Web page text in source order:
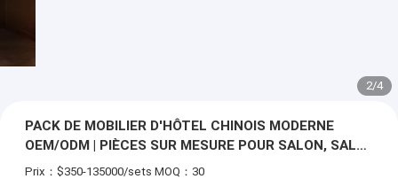
3/4
PACK DE MOBILIER D'HÔTEL CHINOIS MODERNE
OEM/ODM | PIÈCES SUR MESURE POUR SALON, SALLE
À MANGER, COULOIR ET SALLE DE BAIN POUR
Prix：$350-135000/sets MOQ：30